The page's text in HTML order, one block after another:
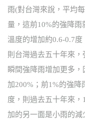
雨(對台灣來說，平均
量，這前10%的強降
溫度的增加約0.6-0.7度
則台灣過去五十年來
瞬間強降雨增加更多
加200%；前1%的強降
度，則過去五十年來
加的另一面是小雨的